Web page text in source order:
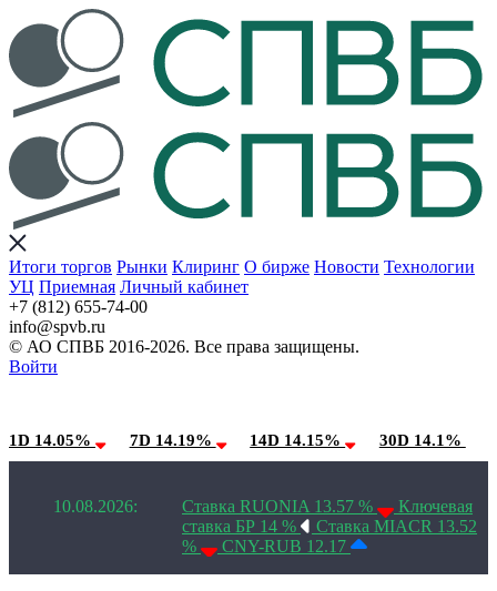
Итоги торгов Рынки Клиринг О бирже Новости Технологии
УЦ Приемная Личный кабинет
+7 (812) 655-74-00
info@spvb.ru
© АО СПВБ 2016-2026. Все права защищены.
Войти
1D 14.05% 7D 14.19% 14D 14.15% 30D 14.1%
10.08.2026: Ставка RUONIA 13.57 %
Ключевая
ставка БР 14 %
Ставка MIACR 13.52
%
CNY-RUB 12.17